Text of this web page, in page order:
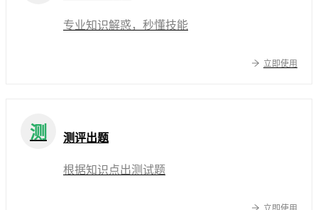
专业知识解惑，秒懂技能
立即使用
测 测评出题
根据知识点出测试题